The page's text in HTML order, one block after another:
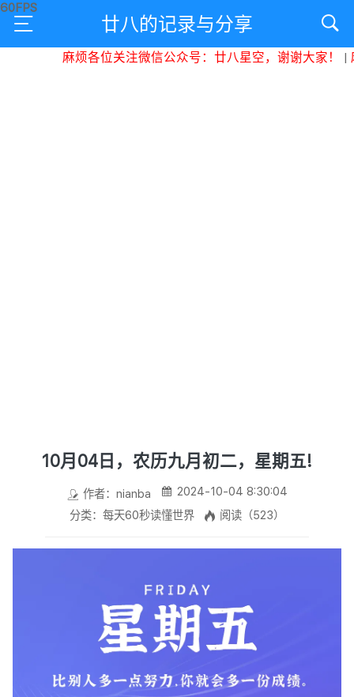
廿八的记录与分享
麻烦各位关注微信公众号：廿八星空，谢谢大家！|
10月04日，农历九月初二，星期五!
作者：nianba
2024-10-04 8:30:04
分类：每天60秒读懂世界
阅读（523）